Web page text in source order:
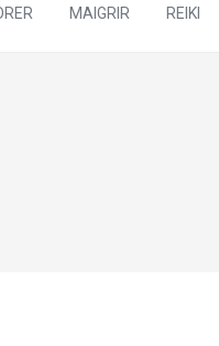
MAIGRIR REIKI